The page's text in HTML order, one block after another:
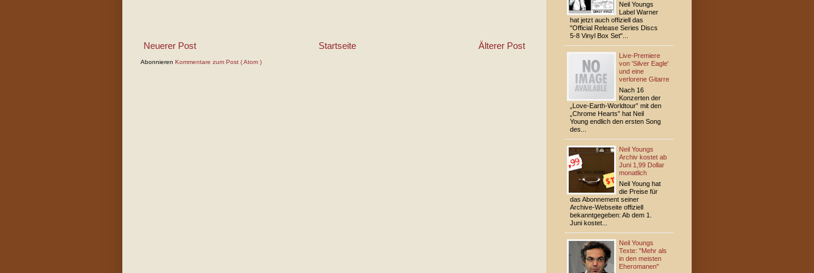
Neuerer Post Älterer Post
Startseite
Abonnieren Kommentare zum Post ( Atom )
Neil Youngs
Label Warner
hat jetzt auch offiziell das
"Official Release Series Discs
5-8 Vinyl Box Set"...
Live-Premiere
von 'Silver Eagle'
und eine
verlorene Gitarre
Nach 16
Konzerten der
„Love-Earth-Worldtour” mit den
„Chrome Hearts” hat Neil
Young endlich den ersten Song
des...
Neil Youngs
Archiv kostet ab
Juni 1,99 Dollar
monatlich
Neil Young hat
die Preise für
das Abonnement seiner
Archive-Webseite offiziell
bekanntgegeben: Ab dem 1.
Juni kostet...
Neil Youngs
Texte: "Mehr als
in den meisten
Eheromanen"